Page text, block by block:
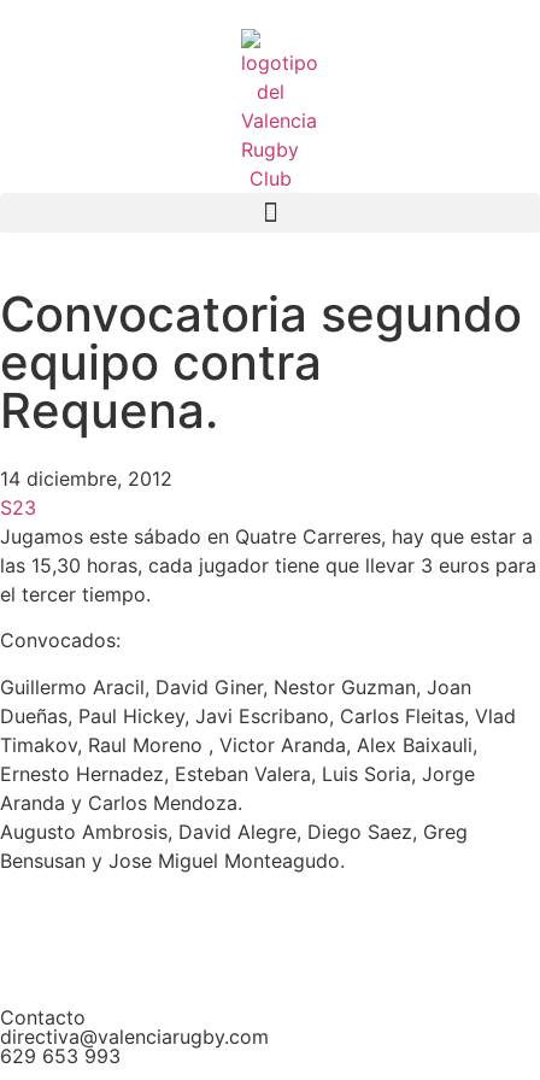
Convocatoria segundo
equipo contra
Requena.
14 diciembre, 2012
S23
Jugamos este sábado en Quatre Carreres, hay que estar a
las 15,30 horas, cada jugador tiene que llevar 3 euros para
el tercer tiempo.
Convocados:
Guillermo Aracil, David Giner, Nestor Guzman, Joan
Dueñas, Paul Hickey, Javi Escribano, Carlos Fleitas, Vlad
Timakov, Raul Moreno , Victor Aranda, Alex Baixauli,
Ernesto Hernadez, Esteban Valera, Luis Soria, Jorge
Aranda y Carlos Mendoza.
Augusto Ambrosis, David Alegre, Diego Saez, Greg
Bensusan y Jose Miguel Monteagudo.
Contacto
directiva@valenciarugby.com
629 653 993